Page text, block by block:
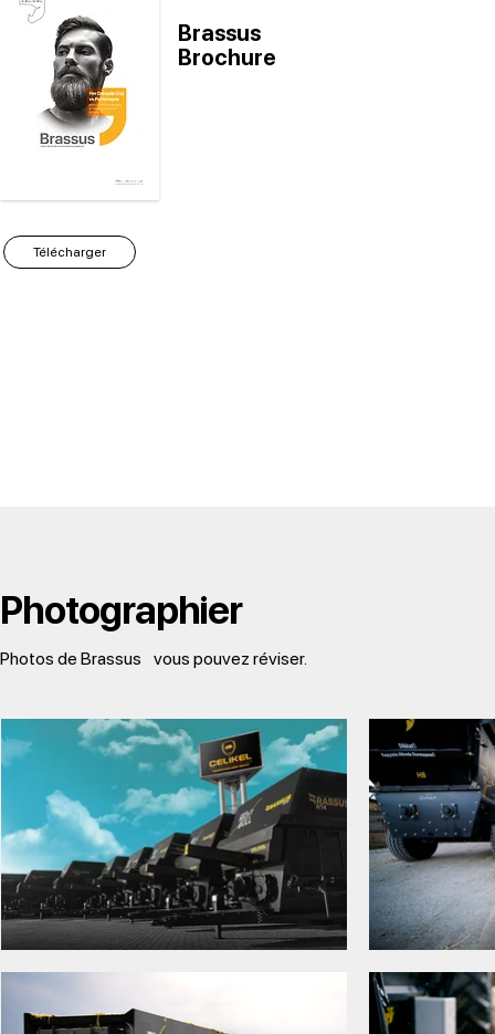
Brassus
Brochure
Télécharger
Photographier
Photos de Brassus vous pouvez réviser.